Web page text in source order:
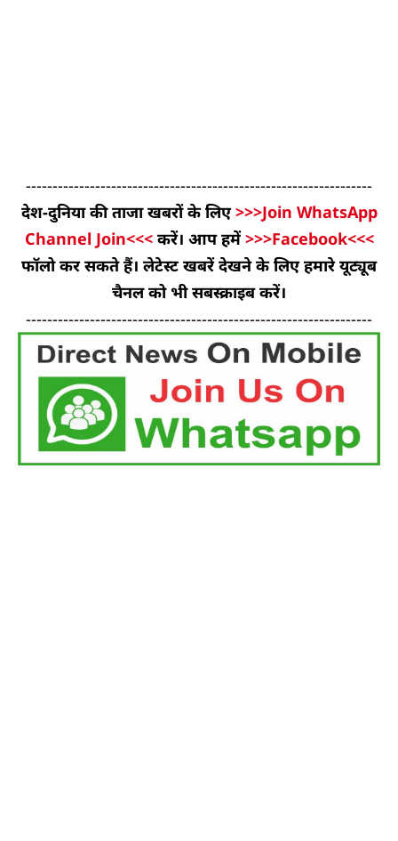
-----------------------------------------------------------------
देश-दुनिया की ताजा खबरों के लिए>>>Join WhatsApp
Channel Join<<< करें। आप हमें>>>Facebook<<<
फॉलो कर सकते हैं। लेटेस्ट खबरें देखने के लिए हमारे यूट्यूब
चैनल को भी सबस्क्राइब करें।
-----------------------------------------------------------------